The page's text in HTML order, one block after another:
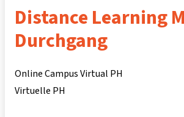
Distance Learning
Durchgang
Online Campus Virtual PH
Virtuelle PH